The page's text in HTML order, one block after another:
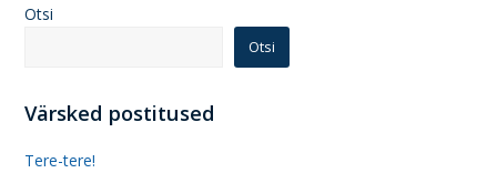
Otsi
Otsi
Värsked postitused
Tere-tere!